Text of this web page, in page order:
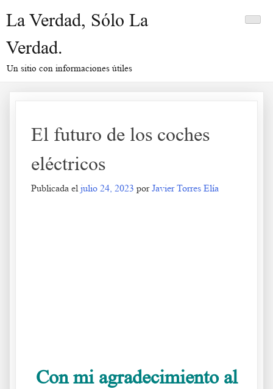
La Verdad, Sólo La
Verdad.
Un sitio con informaciones útiles
El futuro de los coches
eléctricos
Publicada el julio 24, 2023 porJavier Torres Elía
Con mi agradecimiento al